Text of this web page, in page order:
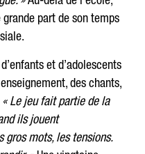
grande part de son temps
et d’adolescents
des chants,
« Le jeu fait partie de la
ils jouent
gros mots, les tensions.